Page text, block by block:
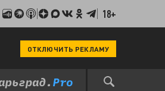
18+
ОТКЛЮЧИТЬ РЕКЛАМУ